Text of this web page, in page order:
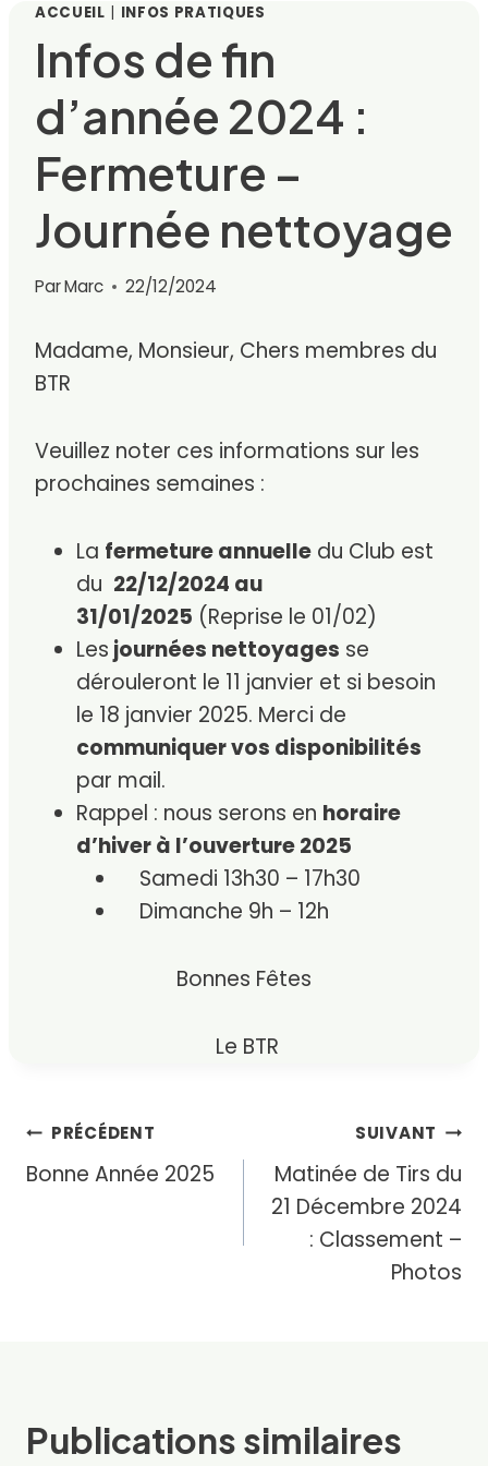
ACCUEIL | INFOS PRATIQUES
Infos de fin
d’année 2024 :
Fermeture –
Journée nettoyage
ParMarc 22/12/2024
Madame, Monsieur, Chers membres du
BTR
Veuillez noter ces informations sur les
prochaines semaines :
La fermeture annuelle du Club est
du 22/12/2024 au
31/01/2025 (Reprise le 01/02)
Les journées nettoyages se
dérouleront le 11 janvier et si besoin
le 18 janvier 2025. Merci de
communiquer vos disponibilités
par mail.
Rappel : nous serons en horaire
d’hiver à l’ouverture 2025
Samedi 13h30 – 17h30
Dimanche 9h – 12h
Bonnes Fêtes
Le BTR
Navigation
de
PRÉCÉDENT
Bonne Année 2025
SUIVANT
Matinée de Tirs du
21 Décembre 2024
: Classement –
Photos
Publications similaires